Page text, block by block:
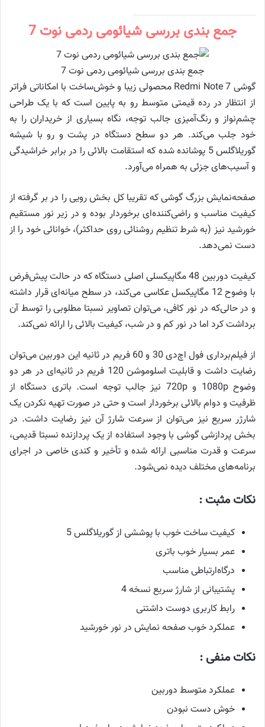
جمع بندی بررسی شیائومی ردمی نوت 7
جمع بندی بررسی شیائومی ردمی نوت 7
گوشی Redmi Note 7 محصولی زیبا و خوش‌ساخت با امکاناتی فراتر
از انتظار در رده قیمتی متوسط رو به پایین ا‌ست که با یک طراحی
چشم‌نواز و رنگ‌آمیزی جالب توجه، نگاه بسیاری از خریداران را به
خود جلب می‌کند. هر دو سطح دستگاه در پشت و رو با شیشه
گوریلاگلس 5 پوشانده شده که استقامت بالائی را در برابر خراشیدگی
و آسیب‌های جزئی به همراه می‌آورد.
صفحه‌نمایش بزرگ گوشی که تقریبا کل بخش رویی را در بر گرفته از
کیفیت مناسب و راضی‌کننده‌ای برخوردار بوده و در زیر نور مستقیم
خورشید نیز (به شرط تنظیم روشنائی روی حداکثر)، خوانائی خود را از
دست نمی‌دهد.
کیفیت دوربین 48 مگاپیکسلی اصلی دستگاه که در حالت پیش‌فرض
با وضوح 12 مگاپیکسل عکاسی می‌کند، در سطح میانه‌ای قرار داشته
و در حالی‌که در نور کافی، می‌توان تصاویر نسبتا مطلوبی را توسط آن
برداشت کرد اما در نور کم و در شب، کیفیت بالائی را ارائه نمی‌کند.
از فیلم‌برداری فول اچ‌دی 30 و 60 فریم در ثانیه این دوربین می‌توان
رضایت داشت و قابلیت اسلوموشن 120 فریم در ثانیه‌ای در هر دو
وضوح 1080p و 720p نیز جالب توجه است. باتری دستگاه از
ظرفیت و دوام بالائی برخوردار است و حتی در صورت تهیه نکردن یک
شارژر سریع نیز می‌توان از سرعت شارژ آن نیز رضایت داشت. در
بخش پردازشی گوشی با وجود استفاده از یک پردازنده نسبتا قدیمی،
سرعت و قدرت مناسبی ارائه شده و تأخیر و کندی خاصی در اجرای
برنامه‌های مختلف دیده نمی‌شود.
نکات مثبت :
کیفیت ساخت خوب با پوششی از گوریلاگلس 5
عمر بسیار خوب باتری
درگاه‌ارتباطی مناسب
پشتیبانی از شارژ سریع نسخه 4
رابط کاربری دوست داشتنی
عملکرد خوب صفحه نمایش در نور خورشید
نکات منفی :
عملکرد متوسط دوربین
خوش دست نبودن